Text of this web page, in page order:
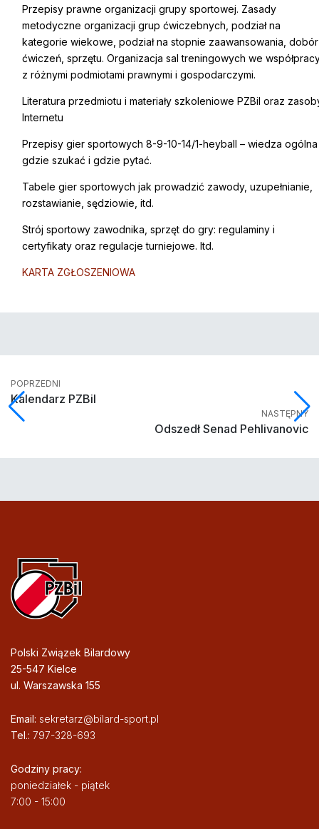
Przepisy prawne organizacji grupy sportowej. Zasady
metodyczne organizacji grup ćwiczebnych, podział na
kategorie wiekowe, podział na stopnie zaawansowania, dobór
ćwiczeń, sprzętu. Organizacja sal treningowych we
z różnymi podmiotami prawnymi i gospodarczymi.
Literatura przedmiotu i materiały szkoleniowe PZBil oraz
Internetu
Przepisy gier sportowych 8-9-10-14/1-heyball – wiedza ogólna
gdzie szukać i gdzie pytać.
Tabele gier sportowych jak prowadzić zawody, uzupełnianie,
rozstawianie, sędziowie, itd.
Strój sportowy zawodnika, sprzęt do gry: regulaminy i
certyfikaty oraz regulacje turniejowe. Itd.
KARTA ZGŁOSZENIOWA
POPRZEDNI
Kalendarz PZBil
NASTĘPNY
Odszedł Senad Pehlivanovic
Polski Związek Bilardowy
25-547 Kielce
ul. Warszawska 155
Email: sekretarz@bilard-sport.pl
Tel.: 797-328-693
Godziny pracy:
poniedziałek - piątek
7:00 - 15:00